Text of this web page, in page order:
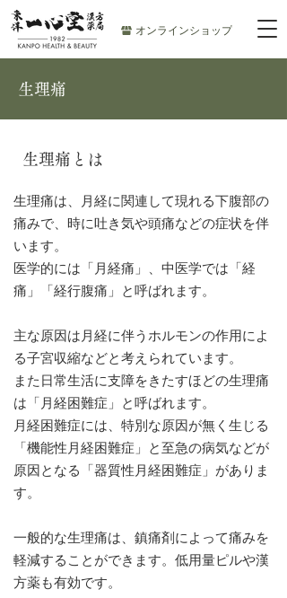
オンラインショップ
生理痛
生理痛とは
生理痛は、月経に関連して現れる下腹部の
痛みで、時に吐き気や頭痛などの症状を伴
います。
医学的には「月経痛」、中医学では「経
痛」「経行腹痛」と呼ばれます。
主な原因は月経に伴うホルモンの作用によ
る子宮収縮などと考えられています。
また日常生活に支障をきたすほどの生理痛
は「月経困難症」と呼ばれます。
月経困難症には、特別な原因が無く生じる
「機能性月経困難症」と至急の病気などが
原因となる「器質性月経困難症」がありま
す。
一般的な生理痛は、鎮痛剤によって痛みを
軽減することができます。低用量ピルや漢
方薬も有効です。